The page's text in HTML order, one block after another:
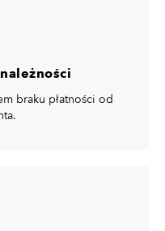
braku płatności od